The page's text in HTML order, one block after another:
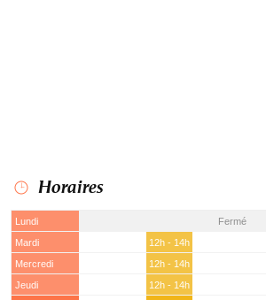
Horaires
Lundi
Fermé
Mardi
12h - 14h
Mercredi
12h - 14h
Jeudi
12h - 14h